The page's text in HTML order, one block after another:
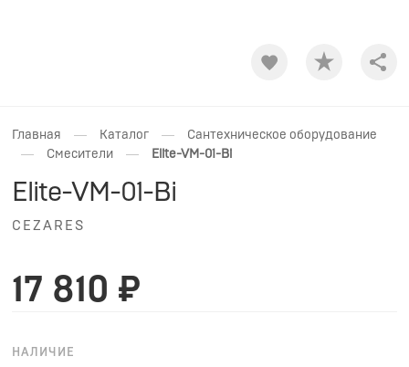
Главная — Каталог — Сантехническое оборудование
— Смесители — Elite-VM-01-Bi
Elite-VM-01-Bi
CEZARES
17 810 ₽
НАЛИЧИЕ